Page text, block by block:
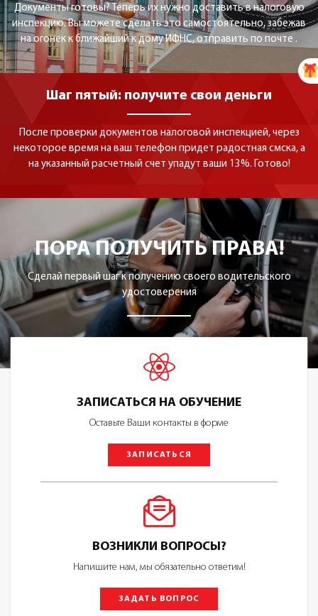
Документы готовы? Теперь их нужно доставить в налоговую
инспекцию. Вы можете сделать это самостоятельно, забежав
на огонек к ближайший к дому ИФНС, отправить по почте .
Шаг пятый: получите свои деньги
После проверки документов налоговой инспекцией, через
некоторое время на ваш телефон придет радостная смска, а
на указанный расчетный счет упадут ваши 13%. Готово!
ПОРА ПОЛУЧИТЬ ПРАВА!
Сделай первый шаг к получению своего водительского
удостоверения
ЗАПИСАТЬСЯ НА ОБУЧЕНИЕ
Оставьте Ваши контакты в форме
ЗАПИСАТЬСЯ
ВОЗНИКЛИ ВОПРОСЫ?
Напишите нам, мы обязательно ответим!
ЗАДАТЬ ВОПРОС